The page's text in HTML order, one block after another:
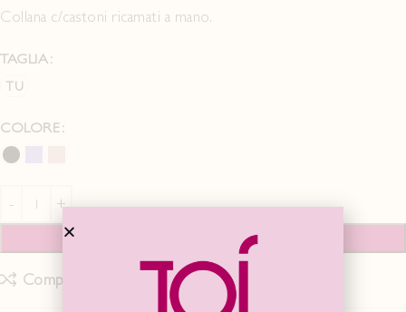
Collana c/castoni ricamati a mano.
TAGLIA
TU
COLORE
AGGIUNGI AL CARRELLO
Compare Add to wishlist